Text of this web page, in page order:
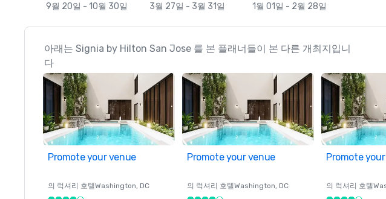
9월 20일 - 10월 30일
3월 27일 - 3월 31일
1월 01일 - 2월 28일
아래는 Signia by Hilton San Jose 를 본 플래너들이 본 다른 개최지입니
다
Promote your venue
의 럭셔리 호텔Washington, DC
Promote your venue
의 럭셔리 호텔Washington, DC
Promote
의 럭셔리 호텔